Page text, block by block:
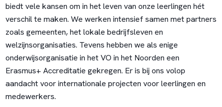
biedt vele kansen om in het leven van onze leerlingen hét
verschil te maken. We werken intensief samen met partners
zoals gemeenten, het lokale bedrijfsleven en
welzijnsorganisaties. Tevens hebben we als enige
onderwijsorganisatie in het VO in het Noorden een
Erasmus+ Accreditatie gekregen. Er is bij ons volop
aandacht voor internationale projecten voor leerlingen en
medewerkers.